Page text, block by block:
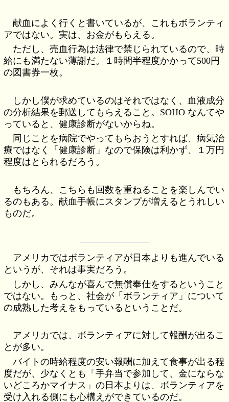
献血によく行くと書いているが、これもボランティ
アではない。実は、お金がもらえる。
ただし、売血行為は法律で禁じられているので、時
給にも満たない薄謝だ。１時間半程度かかって500円
の図書券一枚。
しかし僕が求めているのはそれではなく、血液成分
の分析結果を郵送してもらえること。SOHO なんてや
っていると、健康診断がないからね。
同じことを病院でやってもらおうとすれば、病気治
療ではなく「健康診断」なので保険は利かず、１万円
程度はとられるだろう。
もちろん、こちらも回数を重ねることを楽しんでい
るのもある。献血手帳にスタンプが増えるとうれしい
ものだ。
アメリカではボランティアが日本よりも進んでいる
というが、それは事実だろう。
しかし、みんなが喜んで無償奉仕をするということ
ではない。もっと、社会が「ボランティア」について
の成熟した考えをもっているということだ。
アメリカでは、ボランティアに対して報酬が出るこ
とが多い。
バイトの時給程度の安い報酬に加えて食事が出る程
度だが、少なくとも「手弁当で参加して、金にならな
いどころかマイナス」の日本よりは、ボランティアを
受け入れる側にも心構えができているのだ。